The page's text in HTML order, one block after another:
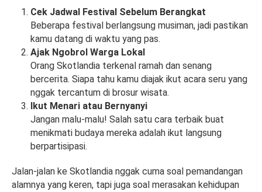
Cek Jadwal Festival Sebelum Berangkat
Beberapa festival berlangsung musiman, jadi pastikan
kamu datang di waktu yang pas.
Ajak Ngobrol Warga Lokal
Orang Skotlandia terkenal ramah dan senang
bercerita. Siapa tahu kamu diajak ikut acara seru yang
nggak tercantum di brosur wisata.
Ikut Menari atau Bernyanyi
Jangan malu-malu! Salah satu cara terbaik buat
menikmati budaya mereka adalah ikut langsung
berpartisipasi.
Jalan-jalan ke Skotlandia nggak cuma soal pemandangan
alamnya yang keren, tapi juga soal merasakan kehidupan